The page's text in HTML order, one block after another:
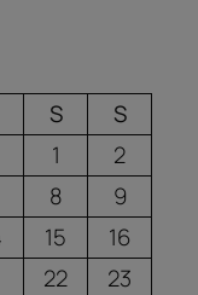
S
S
1
2
8
9
15
16
22
23